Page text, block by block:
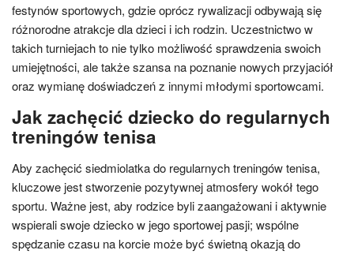
festynów sportowych, gdzie oprócz rywalizacji odbywają się
różnorodne atrakcje dla dzieci i ich rodzin. Uczestnictwo w
takich turniejach to nie tylko możliwość sprawdzenia swoich
umiejętności, ale także szansa na poznanie nowych przyjaciół
oraz wymianę doświadczeń z innymi młodymi sportowcami.
Jak zachęcić dziecko do regularnych
treningów tenisa
Aby zachęcić siedmiolatka do regularnych treningów tenisa,
kluczowe jest stworzenie pozytywnej atmosfery wokół tego
sportu. Ważne jest, aby rodzice byli zaangażowani i aktywnie
wspierali swoje dziecko w jego sportowej pasji; wspólne
spędzanie czasu na korcie może być świetną okazją do